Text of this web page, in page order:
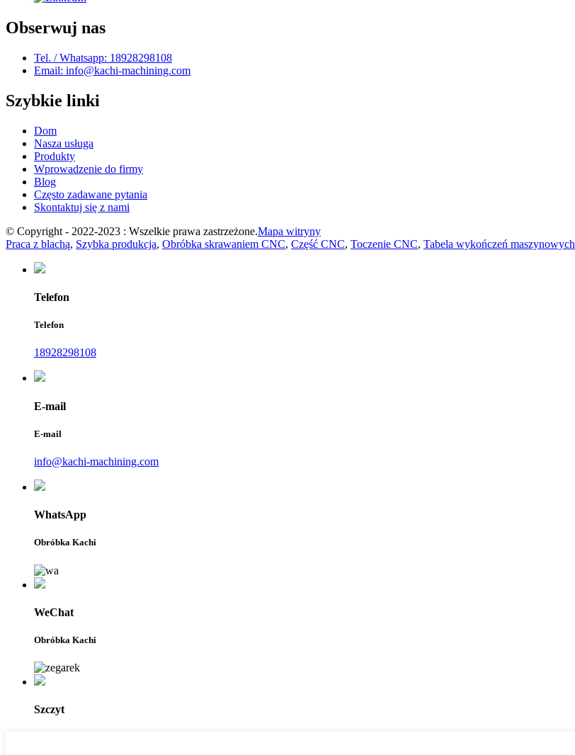
Obserwuj nas
Tel. / Whatsapp: 18928298108
Email: info@kachi-machining.com
Szybkie linki
Dom
Nasza usługa
Produkty
Wprowadzenie do firmy
Blog
Często zadawane pytania
Skontaktuj się z nami
© Copyright - 2022-2023 : Wszelkie prawa zastrzeżone.Mapa witryny
Praca z blachą, Szybka produkcja, Obróbka skrawaniem CNC, Część CNC, Toczenie CNC, Tabela wykończeń maszynowych
Telefon
Telefon
18928298108
E-mail
E-mail
info@kachi-machining.com
WhatsApp
Obróbka Kachi
WeChat
Obróbka Kachi
Szczyt